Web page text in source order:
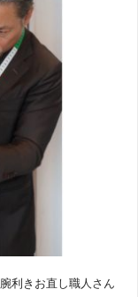
利きお直し職人さん